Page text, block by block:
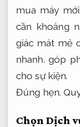
mua máy
cần khoảng
giác mát mẻ
nhanh. góp
cho sự kiện.
Đúng hẹn.
Chọn Dịch